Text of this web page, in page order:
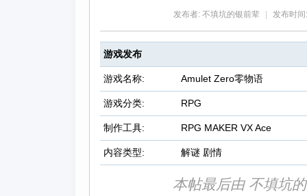
发布者: 不填坑的银前辈 发布时
游戏发布
游戏名称: Amulet Zero零物语
游戏分类: RPG
制作工具: RPG MAKER VX Ace
内容类型: 解谜 剧情
本帖最后由 不填坑